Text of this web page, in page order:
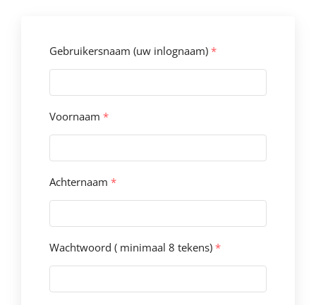
Gebruikersnaam (uw inlognaam) *
Voornaam *
Achternaam *
Wachtwoord ( minimaal 8 tekens) *